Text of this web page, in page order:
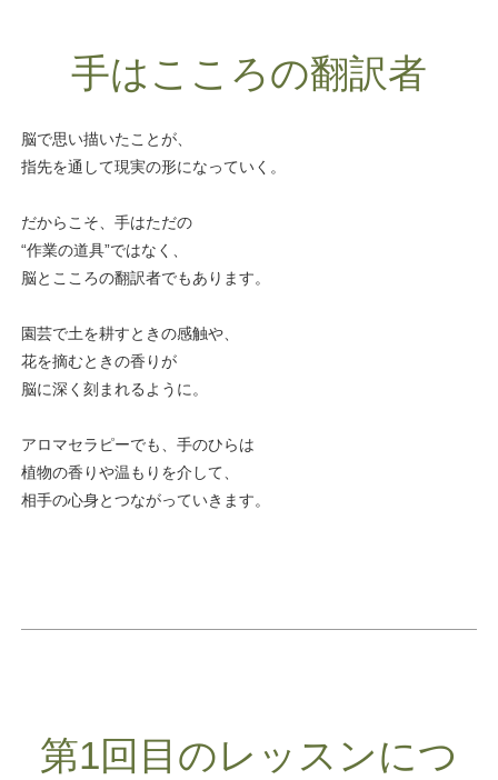
手はこころの翻訳者
脳で思い描いたことが、
指先を通して現実の形になっていく。
だからこそ、手はただの
“作業の道具”ではなく、
脳とこころの翻訳者でもあります。
園芸で土を耕すときの感触や、
花を摘むときの香りが
脳に深く刻まれるように。
アロマセラピーでも、手のひらは
植物の香りや温もりを介して、
相手の心身とつながっていきます。
第1回目のレッスンにつ